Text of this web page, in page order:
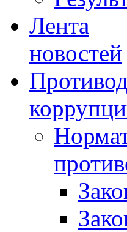
Лента
новостей